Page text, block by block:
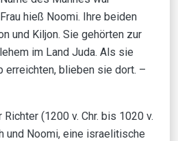
hieß Noomi. Ihre beiden
und Kiljon. Sie gehörten zur
im Land Juda. Als sie
erreichten, blieben sie dort. –
(1200 v. Chr. bis 1020 v.
und Noomi, eine israelitische